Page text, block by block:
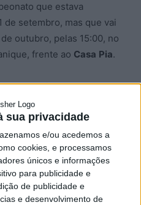
sua privacidade
e/ou acedemos a
cookies, e processamos
únicos e informações
para publicidade e
de publicidade e
e desenvolvimento de
que estava
de setembro, mas que vai
outubro, pelas 15:00, no
frente ao Casa Pia.
de Juniores, o Tondela
mas com um jogo em
Açores, que se vai jogar
o Casa Pia está no 5.º
jogos.
na Estação Diária – 96.8